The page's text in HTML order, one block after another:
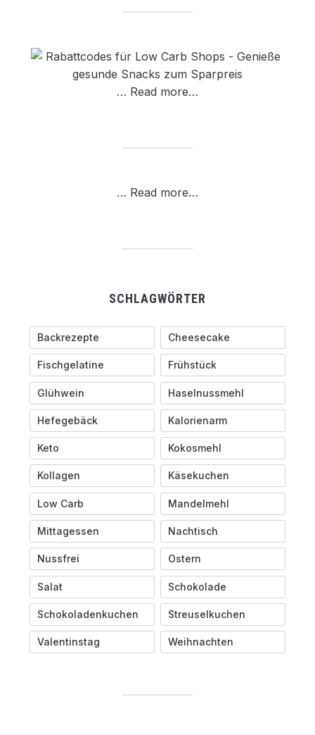
… Read more…
… Read more…
SCHLAGWÖRTER
Backrezepte Cheesecake
Fischgelatine Frühstück
Glühwein Haselnussmehl
Hefegebäck Kalorienarm
Keto Kokosmehl
Kollagen Käsekuchen
Low Carb Mandelmehl
Mittagessen Nachtisch
Nussfrei Ostern
Salat Schokolade
Schokoladenkuchen Streuselkuchen
Valentinstag Weihnachten